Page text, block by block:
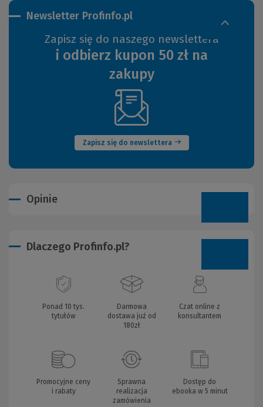
Newsletter Profinfo.pl
Zapisz się do naszego newslettera
i odbierz kupon 50 zł na
zakupy
Zapisz się do newslettera
(Nowe
okno)
Opinie
Dlaczego Profinfo.pl?
Ponad 10 tys.
tytułów
Darmowa
dostawa już od
180zł
Czat online z
konsultantem
Promocyjne ceny
i rabaty
Sprawna
realizacja
zamówienia
Dostęp do
ebooka w 5 minut